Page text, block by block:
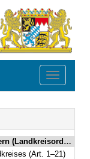
Toggle
(GVBl. S. 826) BayRS 2020-3-1-I (Art. 1–108)
(Art. 1–21)